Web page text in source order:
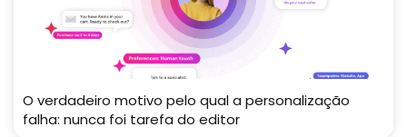
O verdadeiro motivo pelo qual a personalização
falha: nunca foi tarefa do editor